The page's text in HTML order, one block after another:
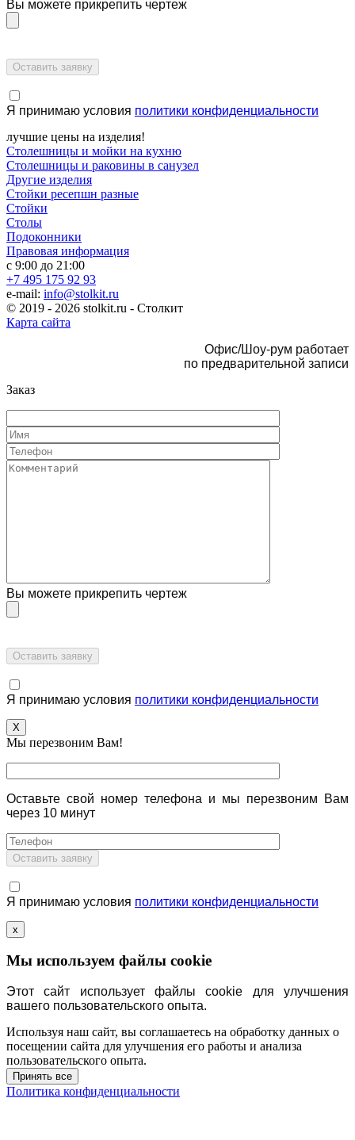
Вы можете прикрепить чертеж
Я принимаю условия политики конфиденциальности
лучшие цены на изделия!
Столешницы и мойки на кухню
Столешницы и раковины в санузел
Другие изделия
Стойки ресепшн разные
Стойки
Столы
Подоконники
Правовая информация
с 9:00 до 21:00
+7 495 175 92 93
e-mail: info@stolkit.ru
© 2019 - 2026 stolkit.ru - Столкит
Карта сайта
Офис/Шоу-рум работает
по предварительной записи
Заказ
Вы можете прикрепить чертеж
Я принимаю условия политики конфиденциальности
X
Мы перезвоним Вам!
Оставьте свой номер телефона и мы перезвоним Вам
через 10 минут
Я принимаю условия политики конфиденциальности
x
Мы используем файлы cookie
Этот сайт использует файлы cookie для улучшения
вашего пользовательского опыта.
Используя наш сайт, вы соглашаетесь на обработку данных о
посещении сайта для улучшения его работы и анализа
пользовательского опыта.
Принять все
Политика конфиденциальности